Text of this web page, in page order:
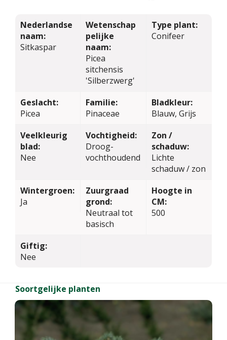
Nederlandse
naam:
Sitkaspar
Wetenschap
pelijke
naam:
Picea
sitchensis
'Silberzwerg'
Type plant:
Conifeer
Geslacht:
Picea
Familie:
Pinaceae
Bladkleur:
Blauw, Grijs
Veelkleurig
blad:
Nee
Vochtigheid:
Droog-
vochthoudend
Zon /
schaduw:
Lichte
schaduw / zon
Wintergroen:
Ja
Zuurgraad
grond:
Neutraal tot
basisch
Hoogte in
CM:
500
Giftig:
Nee
Soortgelijke planten